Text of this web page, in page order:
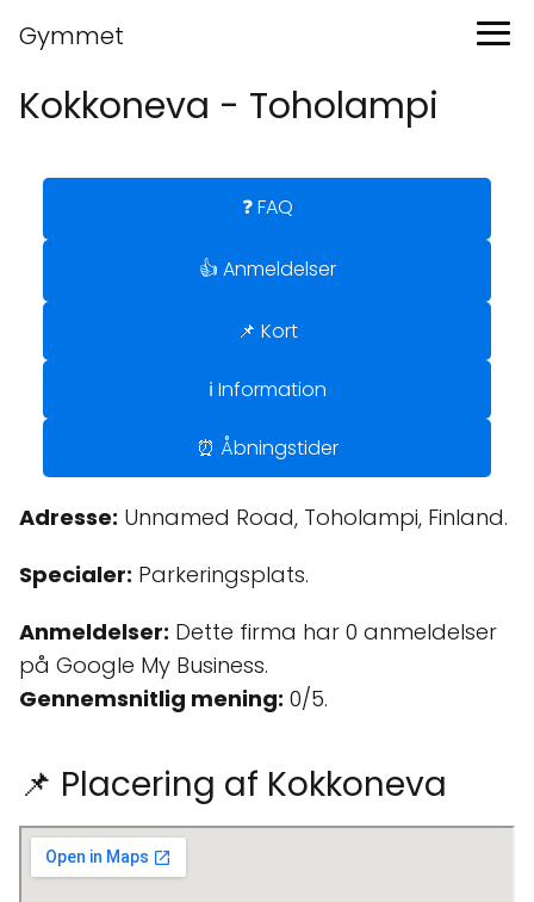
Gymmet
Kokkoneva - Toholampi
❓ FAQ
👍 Anmeldelser
📌 Kort
ℹ️ Information
⏰ Åbningstider
Adresse: Unnamed Road, Toholampi, Finland.
Specialer: Parkeringsplats.
Anmeldelser: Dette firma har 0 anmeldelser
på Google My Business.
Gennemsnitlig mening: 0/5.
📌 Placering af Kokkoneva